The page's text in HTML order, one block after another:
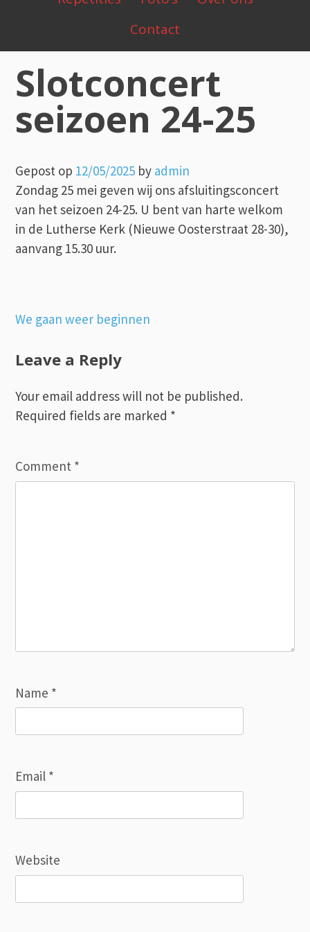
Contact
Slotconcert
seizoen 24-25
Gepost op 12/05/2025 by admin
Zondag 25 mei geven wij ons afsluitingsconcert
van het seizoen 24-25. U bent van harte welkom
in de Lutherse Kerk (Nieuwe Oosterstraat 28-30),
aanvang 15.30 uur.
Post
navigation
We gaan weer beginnen
Leave a Reply
Your email address will not be published.
Required fields are marked *
Comment *
Name *
Email *
Website